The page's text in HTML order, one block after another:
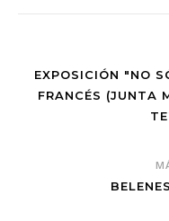
EXPOSICIÓN "NO
FRANCÉS (JUNTA